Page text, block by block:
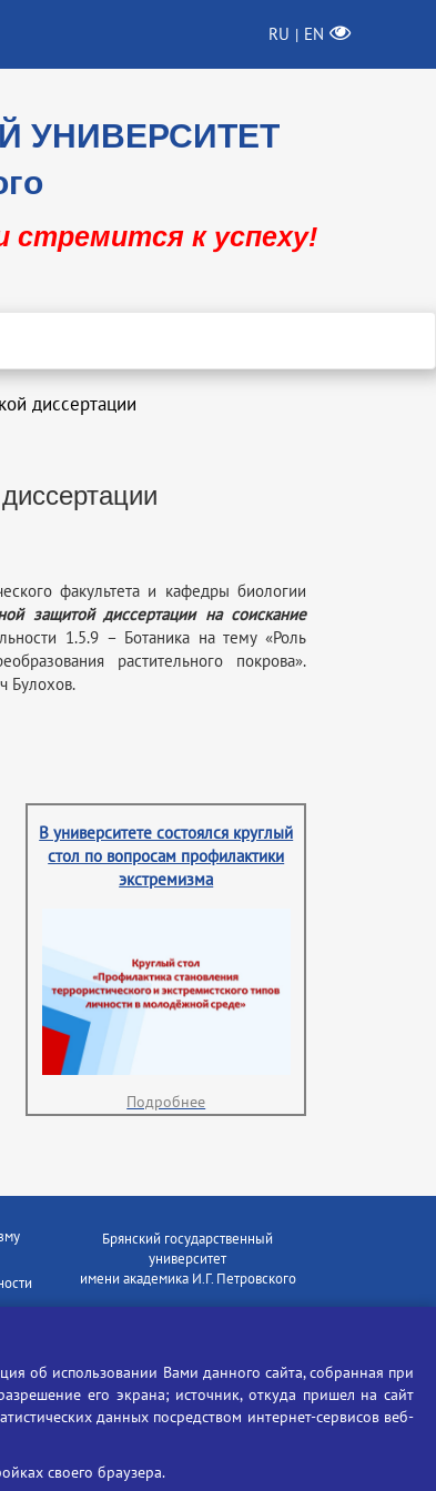
RU | EN
УНИВЕРСИТЕТ
стремится к успеху!
диссертации
факультета и кафедры биологии
защитой диссертации на соискание
1.5.9 – Ботаника на тему «Роль
растительного покрова».
Булохов.
В университете состоялся круглый
стол по вопросам профилактики
экстремизма
Подробнее
Брянский государственный
университет
имени академика И.Г. Петровского
Телефон: +7(4832)58-90-85
об использовании Вами данного сайта, собранная при
его экрана; источник, откуда пришел на сайт
данных посредством интернет-сервисов веб-
своего браузера.